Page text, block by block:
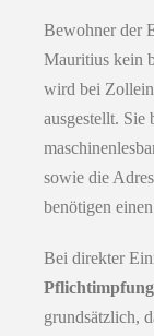
Bewohner der
Mauritius kein
wird bei
ausgestellt. Sie
sowie die
benötigen
Bei direkter
grundsätzlich,